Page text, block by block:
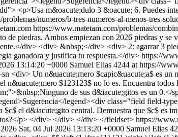
<p>Usa m&oacute;dulo 3 &oacute; 6. Puedes
numeros/b-tres-numeros-al-menos-tres-
https://www.matetam.com/problemas/
piedras. Ambos empiezan con 2026 piedras y se
div> <div> &nbsp;</div> <div> 2: agarrar 3
ganadora y justifica tu respuesta.</div> https://
13:14:20 +0000 Samuel Elias 4244 at https://
<div> Un n&uacute;mero $capic&uacute;a$ es un
$123123$ no lo es. Encuentra
de sus d&iacute;gitos es un 0.</
legend><div class="field field-
el d&iacute;gito central. Demuestra que $c$ es
p> </div> </div> </div> </fieldset> https://
Sat, 04 Jul 2026 13:13:20 +0000 Samuel Elias